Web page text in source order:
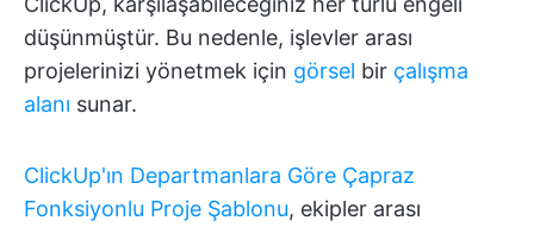
düşünmüştür. Bu nedenle, işlevler arası
projelerinizi yönetmek için görsel bir çalışma
alanı sunar.
ClickUp'ın Departmanlara Göre Çapraz
Fonksiyonlu Proje Şablonu, ekipler arası